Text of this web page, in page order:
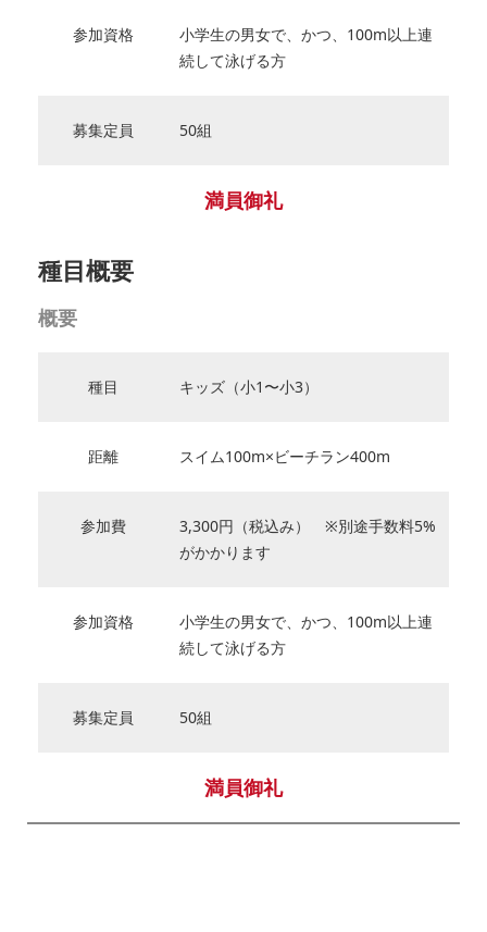
参加資格
小学生の男女で、かつ、100m以上連
続して泳げる方
募集定員 50組
満員御礼
種目概要
概要
種目 キッズ（小1〜小3）
距離 スイム100m×ビーチラン400m
参加費
3,300円（税込み） ※別途手数料5%
がかかります
参加資格
小学生の男女で、かつ、100m以上連
続して泳げる方
募集定員 50組
満員御礼